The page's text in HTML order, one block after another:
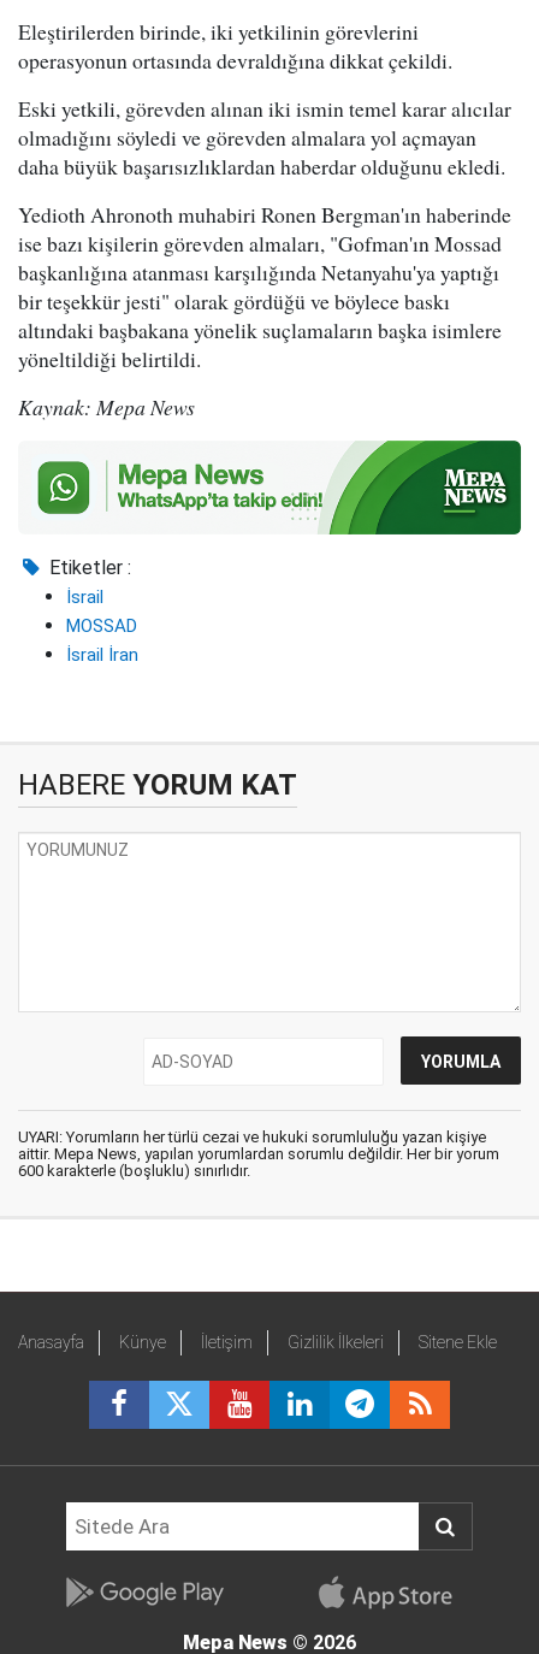
Eleştirilerden birinde, iki yetkilinin görevlerini
operasyonun ortasında devraldığına dikkat çekildi.
Eski yetkili, görevden alınan iki ismin temel karar alıcılar
olmadığını söyledi ve görevden almalara yol açmayan
daha büyük başarısızlıklardan haberdar olduğunu ekledi.
Yedioth Ahronoth muhabiri Ronen Bergman'ın haberinde
ise bazı kişilerin görevden almaları, "Gofman'ın Mossad
başkanlığına atanması karşılığında Netanyahu'ya yaptığı
bir teşekkür jesti" olarak gördüğü ve böylece baskı
altındaki başbakana yönelik suçlamaların başka isimlere
yöneltildiği belirtildi.
Kaynak: Mepa News
Etiketler :
İsrail
MOSSAD
İsrail İran
HABERE YORUM KAT
UYARI: Yorumların her türlü cezai ve hukuki sorumluluğu yazan kişiye
aittir. Mepa News, yapılan yorumlardan sorumlu değildir. Her bir yorum
600 karakterle (boşluklu) sınırlıdır.
Anasayfa Künye İletişim Gizlilik İlkeleri Sitene Ekle
Mepa News © 2026